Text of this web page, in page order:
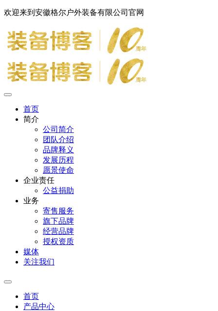
欢迎来到安徽格尔户外装备有限公司官网
首页
简介
公司简介
团队介绍
品牌释义
发展历程
愿景使命
企业责任
公益捐助
业务
寄售服务
旗下品牌
经营品牌
授权资质
媒体
关注我们
首页
产品中心